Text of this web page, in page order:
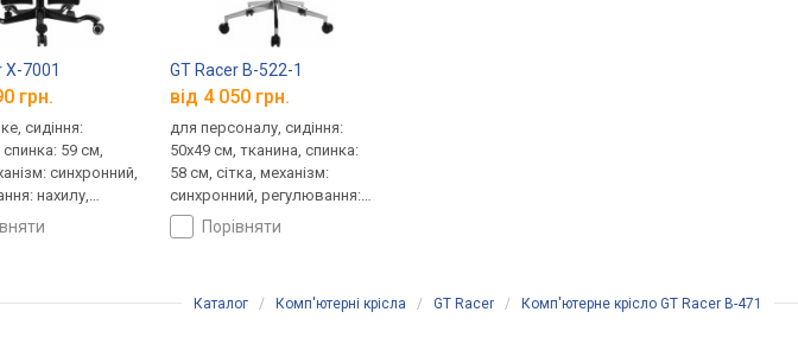
X-7001
грн.
сидіння:
59 см,
синхронний,
нахилу,
GT Racer B-522-1
від 4 050 грн.
для персоналу, сидіння:
50x49 см, тканина, спинка:
58 см, сітка, механізм:
синхронний, регулювання:
висоти, глибини, жорсткості
порівняти
Каталог / Комп'ютерні крісла / GT Racer / Комп'ютерне крісло GT Racer B-471